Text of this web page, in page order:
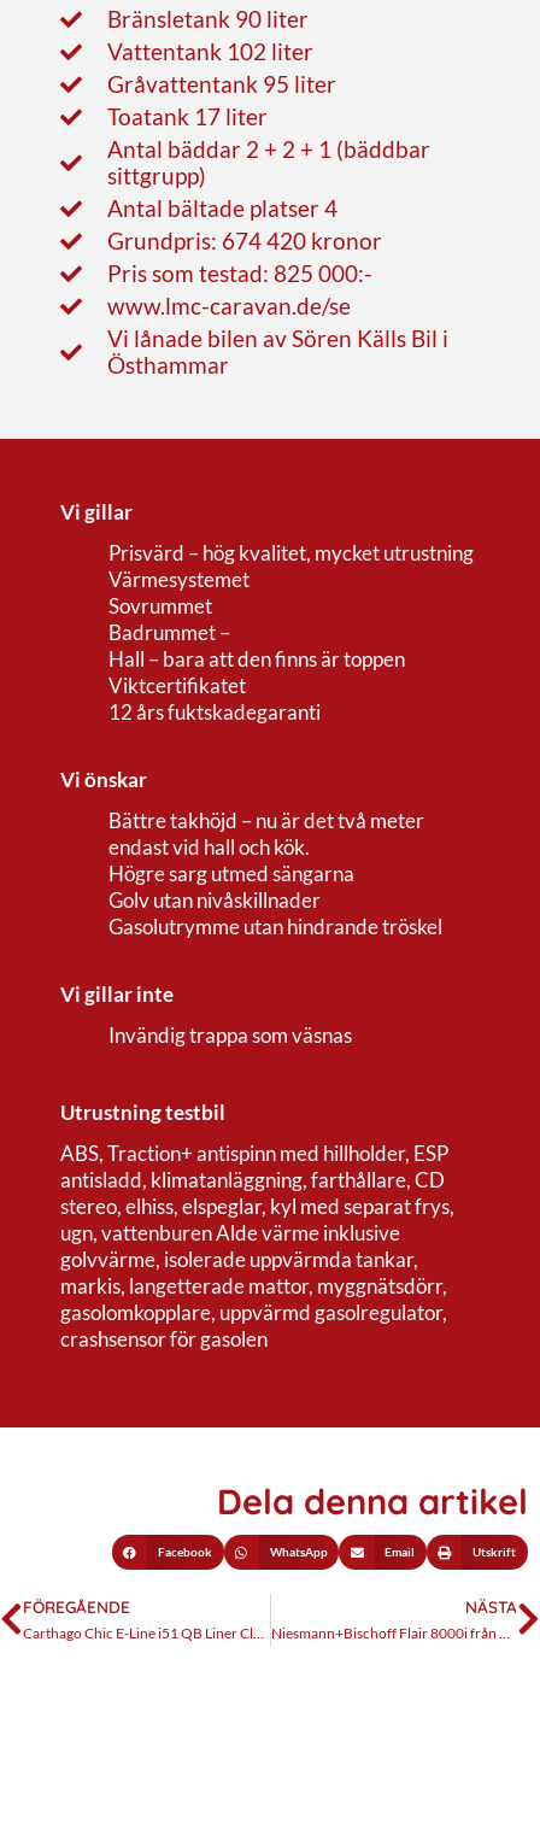
Bränsletank 90 liter
Vattentank 102 liter
Gråvattentank 95 liter
Toatank 17 liter
Antal bäddar 2 + 2 + 1 (bäddbar
sittgrupp)
Antal bältade platser 4
Grundpris: 674 420 kronor
Pris som testad: 825 000:-
www.lmc-caravan.de/se
Vi lånade bilen av Sören Källs Bil i
Östhammar
Vi gillar
Prisvärd – hög kvalitet, mycket utrustning
Värmesystemet
Sovrummet
Badrummet –
Hall – bara att den finns är toppen
Viktcertifikatet
12 års fuktskadegaranti
Vi önskar
Bättre takhöjd – nu är det två meter
endast vid hall och kök.
Högre sarg utmed sängarna
Golv utan nivåskillnader
Gasolutrymme utan hindrande tröskel
Vi gillar inte
Invändig trappa som väsnas
Utrustning testbil
ABS, Traction+ antispinn med hillholder, ESP
antisladd, klimatanläggning, farthållare, CD
stereo, elhiss, elspeglar, kyl med separat frys,
ugn, vattenburen Alde värme inklusive
golvvärme, isolerade uppvärmda tankar,
markis, langetterade mattor, myggnätsdörr,
gasolomkopplare, uppvärmd gasolregulator,
crashsensor för gasolen
Dela denna artikel
Facebook WhatsApp Email Utskrift
FÖREGÅENDE
Carthago Chic E-Line i51 QB Liner Class
NÄSTA
Niesmann+Bischoff Flair 8000i från 1995, begagnattest